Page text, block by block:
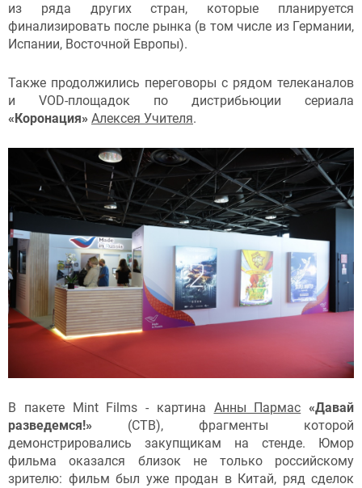
из ряда других стран, которые планируется
финализировать после рынка (в том числе из Германии,
Испании, Восточной Европы).
Также продолжились переговоры с рядом телеканалов
и VOD-площадок по дистрибьюции сериала
«Коронация» Алексея Учителя.
В пакете Mint Films - картина Анны Пармас «Давай
разведемся!» (СТВ), фрагменты которой
демонстрировались закупщикам на стенде. Юмор
фильма оказался близок не только российскому
зрителю: фильм был уже продан в Китай, ряд сделок